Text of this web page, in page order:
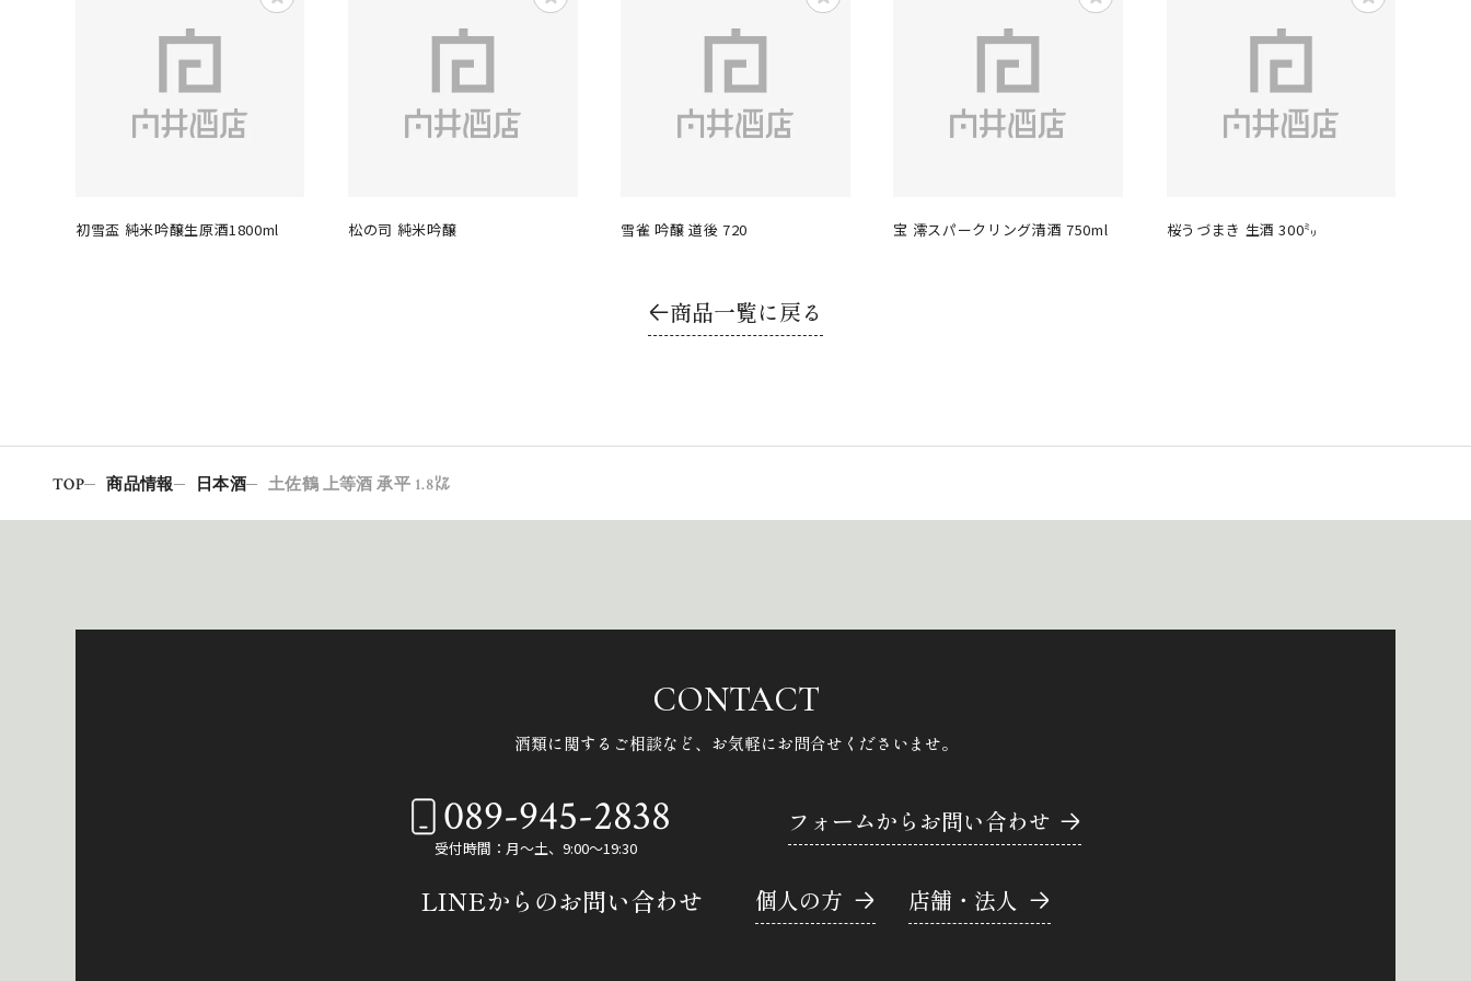
初雪盃 純米吟醸生原酒1800ml 松の司 純米吟醸 雪雀 吟醸 道後 720 宝 澪スパークリング清酒 750ml 桜うづまき 生酒 300㍉
商品一覧に戻る
TOP 商品情報 日本酒 土佐鶴 上等酒 承平 1.8㍑
CONTACT
酒類に関するご相談など、 お気軽にお問合せくださいませ。
089-945-2838
受付時間：月～土、9:00～19:30
フォームからお問い合わせ
LINEからのお問い合わせ 個人の方 店舗・法人